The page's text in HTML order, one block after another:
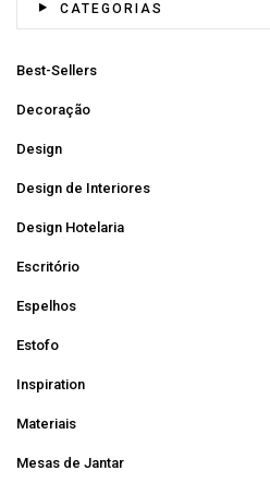
CATEGORIAS
Best-Sellers
Decoração
Design
Design de Interiores
Design Hotelaria
Escritório
Espelhos
Estofo
Inspiration
Materiais
Mesas de Jantar